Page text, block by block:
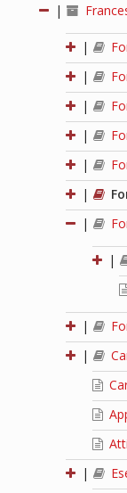
|
|
|
|
|
|
|
|
|
|
|
|